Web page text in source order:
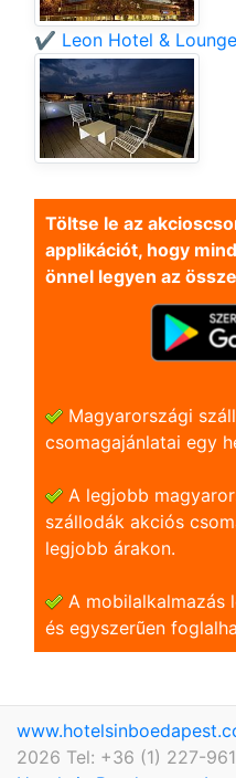
✔️ Leon Hotel &
Töltse le az
applikációt, hogy
önnel legyen az
Magyarországi
csomagajánlatai egy
A legjobb
szállodák akciós
legjobb árakon.
A mobilalkalmazás
és egyszerũen
2026 Tel: +36 (1) 227-